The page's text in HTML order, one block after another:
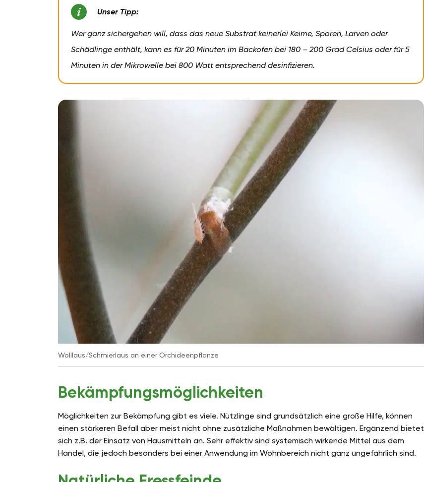
Unser Tipp:
Wer ganz sichergehen will, dass das neue Substrat keinerlei Keime, Sporen, Larven oder
Schädlinge enthält, kann es für 20 Minuten im Backofen bei 180 – 200 Grad Celsius oder für 5
Minuten in der Mikrowelle bei 800 Watt entsprechend desinfizieren.
Wolllaus/Schmierlaus an einer Orchideenpflanze
Bekämpfungsmöglichkeiten
Möglichkeiten zur Bekämpfung gibt es viele. Nützlinge sind grundsätzlich eine große Hilfe, können
einen stärkeren Befall aber meist nicht ohne zusätzliche Maßnahmen bewältigen. Ergänzend bietet
sich z.B. der Einsatz von Hausmitteln an. Sehr effektiv sind systemisch wirkende Mittel aus dem
Handel, die jedoch besonders bei einer Anwendung im Wohnbereich nicht ganz ungefährlich sind.